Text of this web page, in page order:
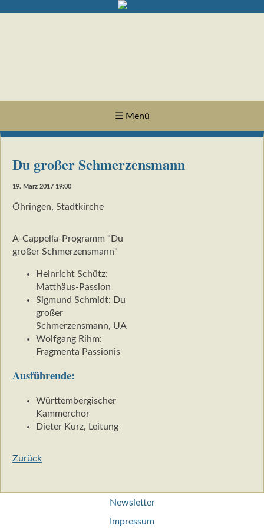
☰ Menü
Du großer Schmerzensmann
19. März 2017 19:00
Öhringen, Stadtkirche
A-Cappella-Programm "Du
großer Schmerzensmann"
Heinricht Schütz:
Matthäus-Passion
Sigmund Schmidt: Du
großer
Schmerzensmann, UA
Wolfgang Rihm:
Fragmenta Passionis
Ausführende:
Württembergischer
Kammerchor
Dieter Kurz, Leitung
Zurück
Newsletter
Impressum